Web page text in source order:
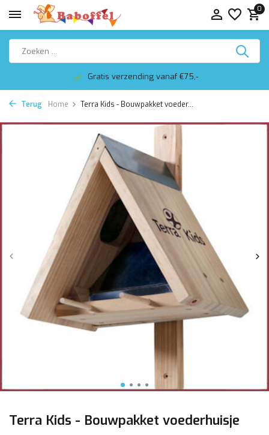
0
Gratis verzending vanaf €75,-
Terug Home Terra Kids - Bouwpakket voeder...
Terra Kids - Bouwpakket voederhuisje